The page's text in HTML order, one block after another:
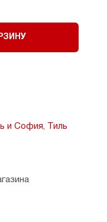
и София, Тиль